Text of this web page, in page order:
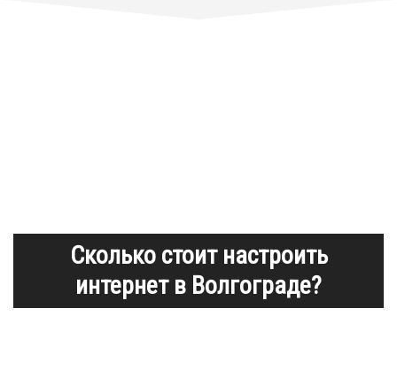
Сколько стоит настроить
интернет в Волгограде?